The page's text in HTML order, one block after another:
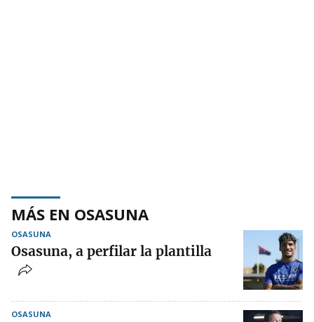
MÁS EN OSASUNA
OSASUNA
Osasuna, a perfilar la plantilla
OSASUNA